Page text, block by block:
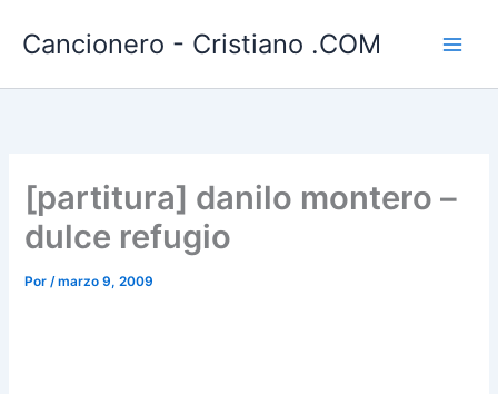
Cancionero - Cristiano .COM
[partitura] danilo montero –
dulce refugio
Por/marzo 9, 2009